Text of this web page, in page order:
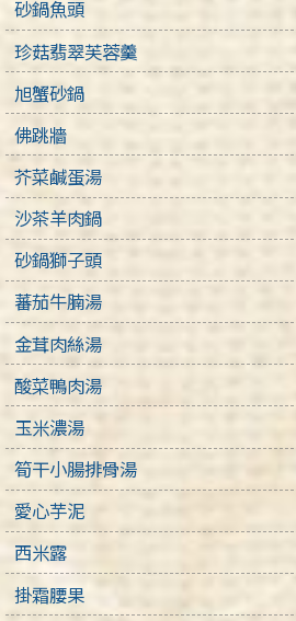
砂鍋魚頭
珍菇翡翠芙蓉羹
旭蟹砂鍋
佛跳牆
芥菜鹹蛋湯
沙茶羊肉鍋
砂鍋獅子頭
蕃茄牛腩湯
金茸肉絲湯
酸菜鴨肉湯
玉米濃湯
筍干小腸排骨湯
愛心芋泥
西米露
掛霜腰果